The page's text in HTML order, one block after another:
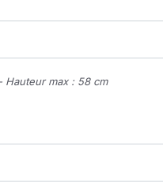
Hauteur max : 58 cm